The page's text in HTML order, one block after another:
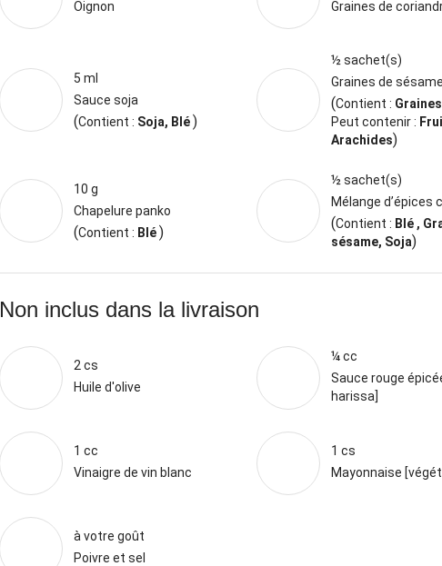
Oignon
Graines de
5 ml
Sauce soja
(Contient : Soja, Blé)
½ sachet(s)
Graines de sésame
(Contient :
Peut contenir :
Arachides)
10 g
Chapelure panko
(Contient : Blé)
½ sachet(s)
Mélange d’épices
(Contient : Blé ,
sésame, Soja)
Non inclus dans la livraison
2 cs
Huile d'olive
¼ cc
Sauce rouge
harissa]
1 cc
Vinaigre de vin blanc
1 cs
Mayonnaise
à votre goût
Poivre et sel